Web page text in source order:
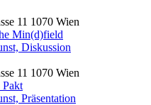
11 1070 Wien
Min(d)field
Diskussion
11 1070 Wien
Präsentation